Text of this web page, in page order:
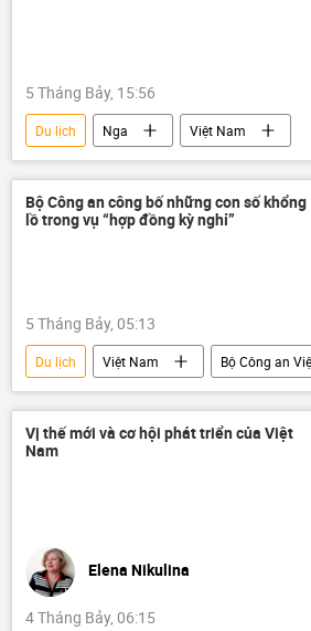
5 Tháng Bảy, 15:56
Du lịch Nga
Việt Nam
Trung Quốc
Hàn Quốc
Bộ Tài Chính VN
Châu Âu
Covid-19 tại Việt Nam
St. Petersburg
Bộ Công an công bố những con số khổng
lồ trong vụ “hợp đồng kỳ nghỉ”
5 Tháng Bảy, 05:13
Du lịch Việt Nam
Bộ Công an
Chính phủ
công an TP.HCM
công an Hà Nội
nghỉ ngơi
Vị thế mới và cơ hội phát triển của Việt
Nam
Elena Nikulina
4 Tháng Bảy, 06:15